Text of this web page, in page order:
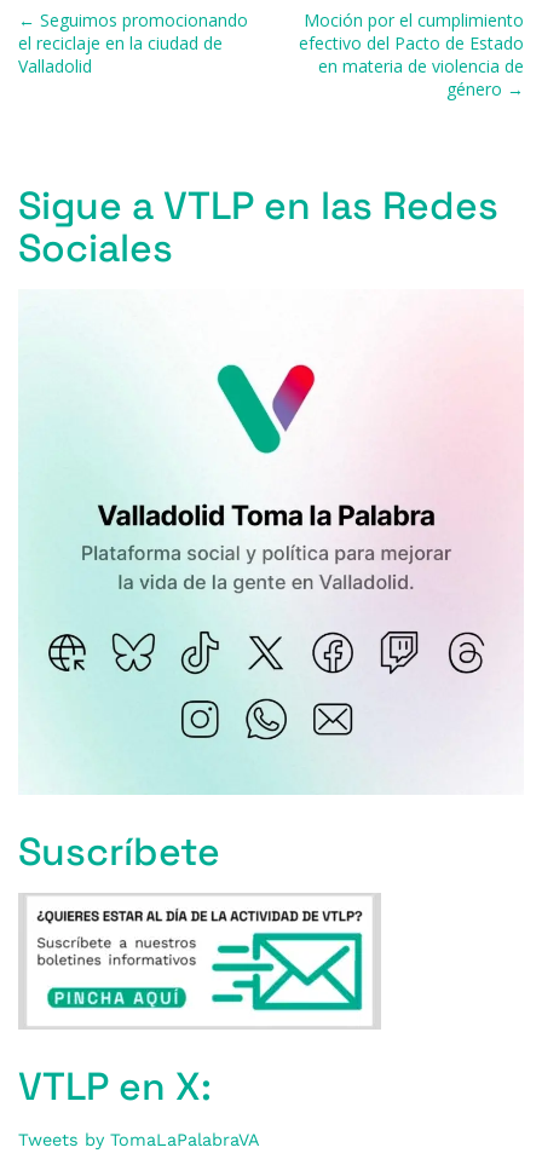
o
o
y
s
m
ti
r
Navegación de entradas
← Seguimos promocionando
el reciclaje en la ciudad de
Valladolid
Moción por el cumplimiento
efectivo del Pacto de Estado
en materia de violencia de
género →
Sigue a VTLP en las Redes
Sociales
Suscríbete
VTLP en X:
Tweets by TomaLaPalabraVA